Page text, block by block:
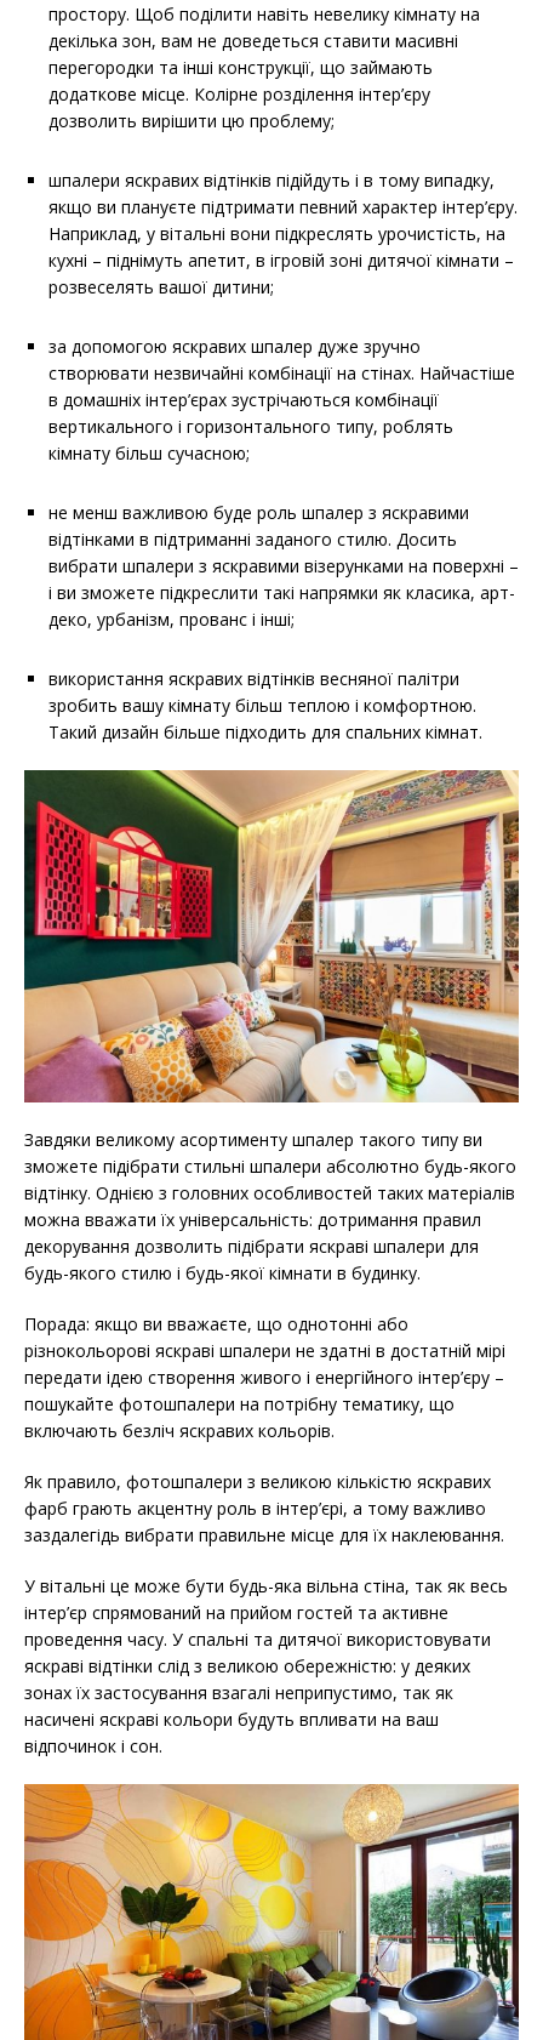
простору. Щоб поділити навіть невелику кімнату на
декілька зон, вам не доведеться ставити масивні
перегородки та інші конструкції, що займають
додаткове місце. Колірне розділення інтер’єру
дозволить вирішити цю проблему;
шпалери яскравих відтінків підійдуть і в тому випадку,
якщо ви плануєте підтримати певний характер інтер’єру.
Наприклад, у вітальні вони підкреслять урочистість, на
кухні – піднімуть апетит, в ігровій зоні дитячої кімнати –
розвеселять вашої дитини;
за допомогою яскравих шпалер дуже зручно
створювати незвичайні комбінації на стінах. Найчастіше
в домашніх інтер’єрах зустрічаються комбінації
вертикального і горизонтального типу, роблять
кімнату більш сучасною;
не менш важливою буде роль шпалер з яскравими
відтінками в підтриманні заданого стилю. Досить
вибрати шпалери з яскравими візерунками на поверхні –
і ви зможете підкреслити такі напрямки як класика, арт-
деко, урбанізм, прованс і інші;
використання яскравих відтінків весняної палітри
зробить вашу кімнату більш теплою і комфортною.
Такий дизайн більше підходить для спальних кімнат.
Завдяки великому асортименту шпалер такого типу ви
зможете підібрати стильні шпалери абсолютно будь-якого
відтінку. Однією з головних особливостей таких матеріалів
можна вважати їх універсальність: дотримання правил
декорування дозволить підібрати яскраві шпалери для
будь-якого стилю і будь-якої кімнати в будинку.
Порада: якщо ви вважаєте, що однотонні або
різнокольорові яскраві шпалери не здатні в достатній мірі
передати ідею створення живого і енергійного інтер’єру –
пошукайте фотошпалери на потрібну тематику, що
включають безліч яскравих кольорів.
Як правило, фотошпалери з великою кількістю яскравих
фарб грають акцентну роль в інтер’єрі, а тому важливо
заздалегідь вибрати правильне місце для їх наклеювання.
У вітальні це може бути будь-яка вільна стіна, так як весь
інтер’єр спрямований на прийом гостей та активне
проведення часу. У спальні та дитячої використовувати
яскраві відтінки слід з великою обережністю: у деяких
зонах їх застосування взагалі неприпустимо, так як
насичені яскраві кольори будуть впливати на ваш
відпочинок і сон.